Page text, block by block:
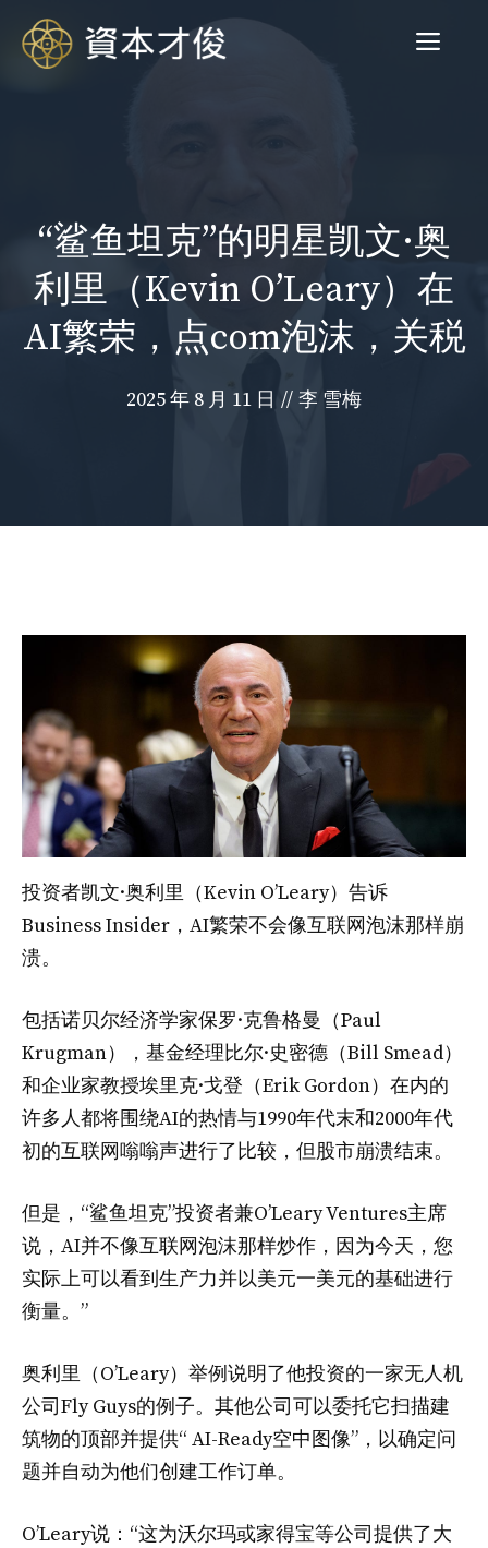
菜
“鲨鱼坦克”的明星凯文·奥
利里（Kevin O’Leary）在
AI繁荣，点com泡沫，关税
2025 年 8 月 11 日 // 李 雪梅
投资者凯文·奥利里（Kevin O’Leary）告诉
Business Insider，AI繁荣不会像互联网泡沫那样崩
溃。
包括诺贝尔经济学家保罗·克鲁格曼（Paul
Krugman），基金经理比尔·史密德（Bill Smead）
和企业家教授埃里克·戈登（Erik Gordon）在内的
许多人都将围绕AI的热情与1990年代末和2000年代
初的互联网嗡嗡声进行了比较，但股市崩溃结束。
但是，“鲨鱼坦克”投资者兼O’Leary Ventures主席
说，AI并不像互联网泡沫那样炒作，因为今天，您
实际上可以看到生产力并以美元一美元的基础进行
衡量。”
奥利里（O’Leary）举例说明了他投资的一家无人机
公司Fly Guys的例子。其他公司可以委托它扫描建
筑物的顶部并提供“ AI-Ready空中图像”，以确定问
题并自动为他们创建工作订单。
O’Leary说：“这为沃尔玛或家得宝等公司提供了大